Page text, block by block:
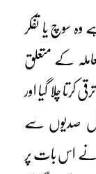
سوچ یا تفکر
کے متعلق
چلا گیا اور
صدیوں سے
نے اس بات پر